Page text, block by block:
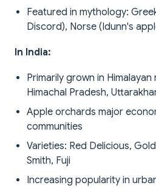
Featured in mythology:
Discord), Norse (Idunn's
In India:
Primarily grown in Himalayan
Himachal Pradesh,
Apple orchards major
communities
Varieties: Red Delicious,
Smith, Fuji
Increasing popularity in